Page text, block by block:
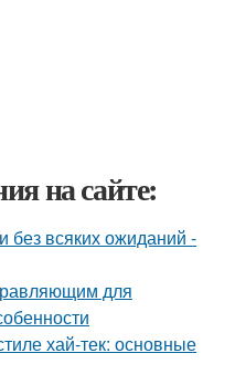
на сайте:
без всяких ожиданий -
для
хай-тек: основные